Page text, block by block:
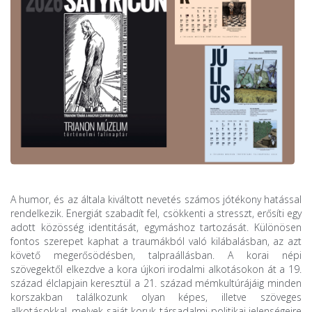
A humor, és az általa kiváltott nevetés számos jótékony hatással
rendelkezik. Energiát szabadít fel, csökkenti a stresszt, erősíti egy
adott közösség identitását, egymáshoz tartozását. Különösen
fontos szerepet kaphat a traumákból való kilábalásban, az azt
követő megerősödésben, talpraállásban. A korai népi
szövegektől elkezdve a kora újkori irodalmi alkotásokon át a 19.
század élclapjain keresztül a 21. század mémkultúrájáig minden
korszakban találkozunk olyan képes, illetve szöveges